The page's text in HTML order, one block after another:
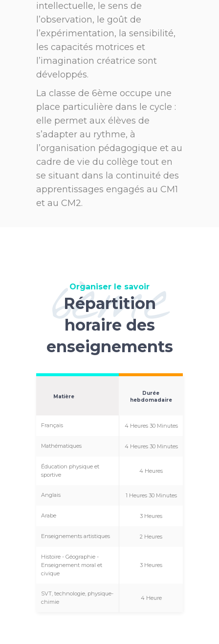
intellectuelle, le sens de
l’observation, le goût de
l’expérimentation, la sensibilité,
les capacités motrices et
l’imagination créatrice sont
développés.
La classe de 6ème occupe une
place particulière dans le cycle :
elle permet aux élèves de
s’adapter au rythme, à
l’organisation pédagogique et au
cadre de vie du collège tout en
se situant dans la continuité des
apprentissages engagés au CM1
et au CM2.
6ème
Organiser le savoir
Répartition
horaire des
enseignements
Matière
Durée
hebdomadaire
Français 4 Heures 30 Minutes
Mathématiques 4 Heures 30 Minutes
Éducation physique et
sportive
4 Heures
Anglais 1 Heures 30 Minutes
Arabe 3 Heures
Enseignements artistiques 2 Heures
Histoire - Géographie -
Enseignement moral et
civique
3 Heures
SVT, technologie, physique-
chimie
4 Heure